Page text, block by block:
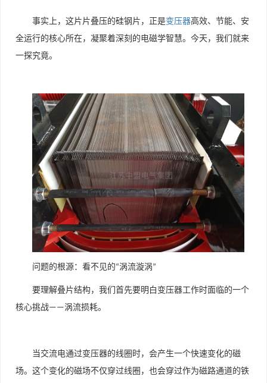
事实上，这片片叠压的硅钢片，正是变压器高效、节能、安
全运行的核心所在，凝聚着深刻的电磁学智慧。今天，我们就来
一探究竟。
问题的根源：看不见的“涡流漩涡”
要理解叠片结构，我们首先要明白变压器工作时面临的一个
核心挑战——涡流损耗。
当交流电通过变压器的线圈时，会产生一个快速变化的磁
场。这个变化的磁场不仅穿过线圈，也会穿过作为磁路通道的铁